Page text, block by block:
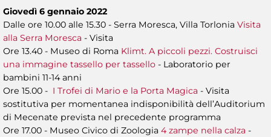
Giovedì 6 gennaio 2022
Dalle ore 10.00 alle 15.30 - Serra Moresca, Villa Torlonia Visita
alla Serra Moresca - Visita
Ore 13.40 - Museo di Roma Klimt. A piccoli pezzi. Costruisci
una immagine tassello per tassello - Laboratorio per
bambini 11-14 anni
Ore 15.00 - I Trofei di Mario e la Porta Magica - Visita
sostitutiva per momentanea indisponibilità dell’Auditorium
di Mecenate prevista nel precedente programma
Ore 17.00 - Museo Civico di Zoologia 4 zampe nella calza -